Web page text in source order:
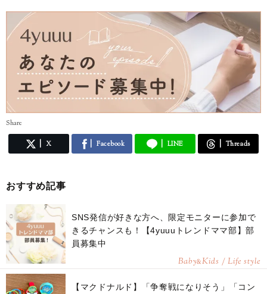
Share
X Facebook LINE Threads
おすすめ記事
SNS発信が好きな方へ、限定モニターに参加で
きるチャンスも！【4yuuuトレンドママ部】部
員募集中
Baby&Kids / Life style
【マクドナルド】「争奪戦になりそう」「コン